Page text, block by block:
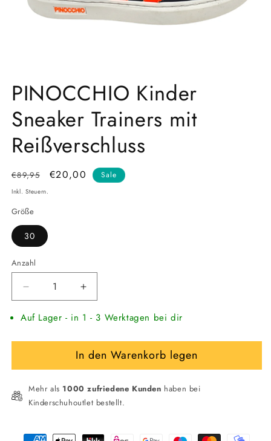
in
Modal
öffnen
PINOCCHIO Kinder
Sneaker Trainers mit
Reißverschluss
Normaler
Preis
€89,95 Verkaufspreis
€20,00 Sale
Inkl. Steuern.
Größe
30
Anzahl
Verringere
die
Menge
PINOCCHIO
Sneaker
mit
Reißverschluss
Erhöhe
die
Menge
PINOCCHIO
Kinder
Sneaker
mit
Reißverschluss
Auf Lager - in 1 - 3 Werktagen bei dir
In den Warenkorb legen
Mehr als 1000 zufriedene Kunden haben bei
Kinderschuhoutlet bestellt.
Zahlungsmethoden